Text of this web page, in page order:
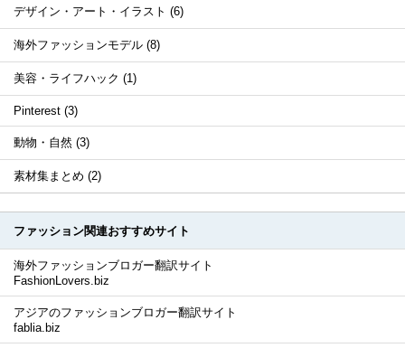
デザイン・アート・イラスト (6)
海外ファッションモデル (8)
美容・ライフハック (1)
Pinterest (3)
動物・自然 (3)
素材集まとめ (2)
ファッション関連おすすめサイト
海外ファッションブロガー翻訳サイト
FashionLovers.biz
アジアのファッションブロガー翻訳サイト
fablia.biz